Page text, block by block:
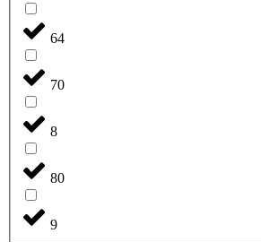
64
70
8
80
9